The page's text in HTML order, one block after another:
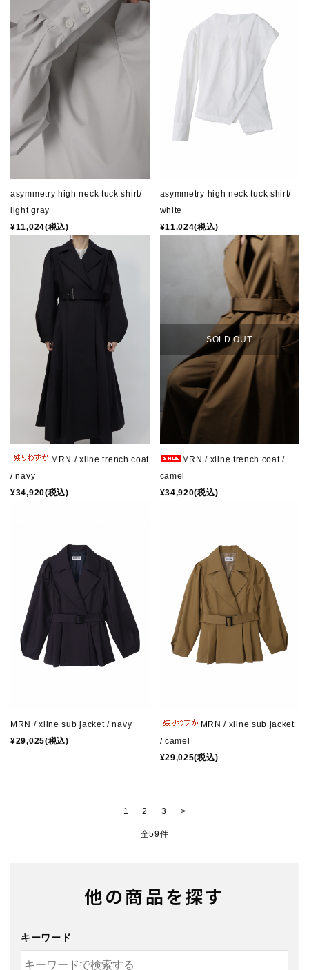
asymmetry high neck tuck shirt/
light gray
¥11,024(税込)
asymmetry high neck tuck shirt/
white
¥11,024(税込)
MRN / xline trench coat
/ navy
¥34,920(税込)
SOLD OUT
MRN / xline trench coat /
camel
¥34,920(税込)
MRN / xline sub jacket / navy
¥29,025(税込)
MRN / xline sub jacket
/ camel
¥29,025(税込)
1 2 3 >
全59件
他の商品を探す
キーワード